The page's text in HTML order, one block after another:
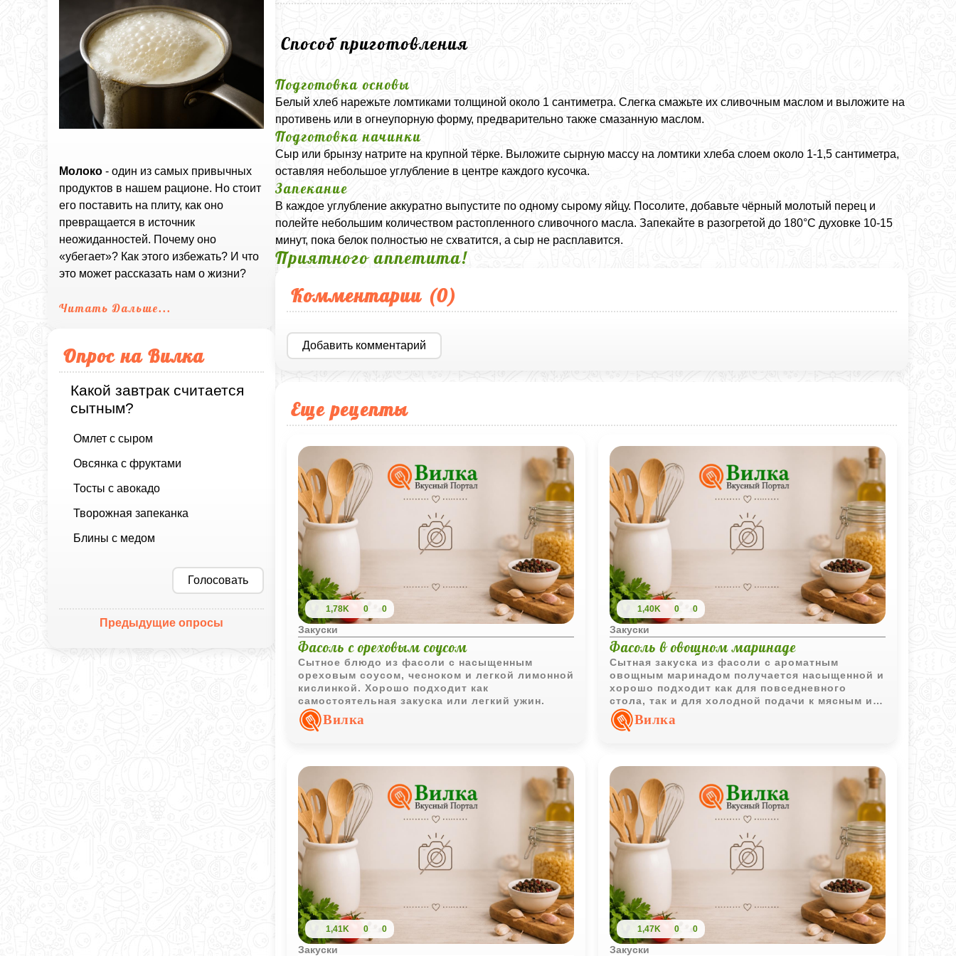
Молоко - один из самых привычных
продуктов в нашем рационе. Но стоит
его поставить на плиту, как оно
превращается в источник
неожиданностей. Почему оно
«убегает»? Как этого избежать? И что
это может рассказать нам о жизни?
Читать Дальше...
Опрос на Вилка
Какой завтрак считается
сытным?
Омлет с сыром
Овсянка с фруктами
Тосты с авокадо
Творожная запеканка
Блины с медом
Голосовать
Предыдущие опросы
Способ приготовления
Подготовка основы
Белый хлеб нарежьте ломтиками толщиной около 1 сантиметра. Слегка смажьте их сливочным маслом и выложите на
противень или в огнеупорную форму, предварительно также смазанную маслом.
Подготовка начинки
Сыр или брынзу натрите на крупной тёрке. Выложите сырную массу на ломтики хлеба слоем около 1-1,5 сантиметра,
оставляя небольшое углубление в центре каждого кусочка.
Запекание
В каждое углубление аккуратно выпустите по одному сырому яйцу. Посолите, добавьте чёрный молотый перец и
полейте небольшим количеством растопленного сливочного масла. Запекайте в разогретой до 180°C духовке 10-15
минут, пока белок полностью не схватится, а сыр не расплавится.
Приятного аппетита!
Комментарии (0)
Добавить комментарий
Еще рецепты
1,78K 0 0
Закуски
Фасоль с ореховым соусом
Сытное блюдо из фасоли с насыщенным
ореховым соусом, чесноком и легкой лимонной
кислинкой. Хорошо подходит как
самостоятельная закуска или легкий ужин.
Вилка
1,40K 0 0
Закуски
Фасоль в овощном маринаде
Сытная закуска из фасоли с ароматным
овощным маринадом получается насыщенной и
хорошо подходит как для повседневного
стола, так и для холодной подачи к мясным и
овощным блюдам.
Вилка
1,41K 0 0
Закуски
1,47K 0 0
Закуски